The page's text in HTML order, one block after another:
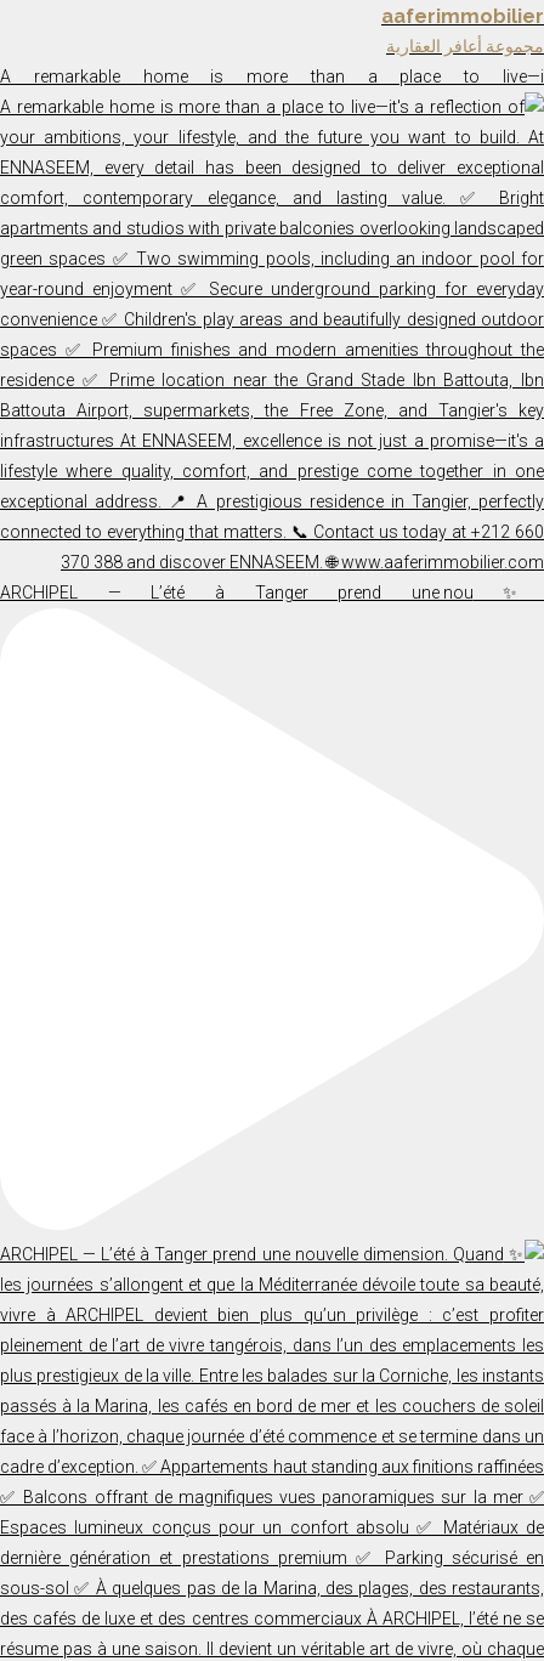
aaferimmobilier
مجموعة أعافر العقارية
A remarkable home is more than a place to live—i
✨ ARCHIPEL — L’été à Tanger prend une nou